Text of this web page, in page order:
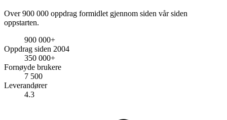
Over 900 000 oppdrag formidlet gjennom siden vår siden
oppstarten.
900 000+
Oppdrag siden 2004
350 000+
Fornøyde brukere
7 500
Leverandører
4.3